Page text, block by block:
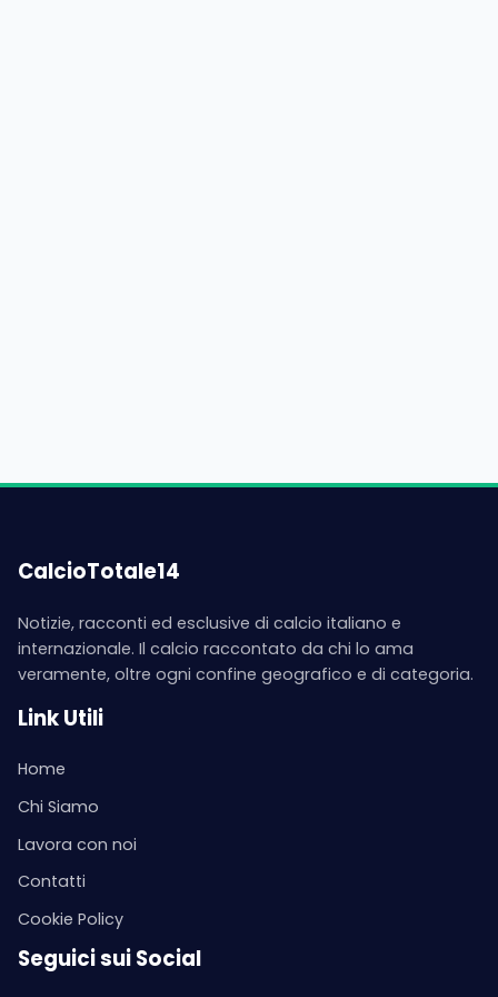
CalcioTotale14
Notizie, racconti ed esclusive di calcio italiano e
internazionale. Il calcio raccontato da chi lo ama
veramente, oltre ogni confine geografico e di categoria.
Link Utili
Home
Chi Siamo
Lavora con noi
Contatti
Cookie Policy
Seguici sui Social